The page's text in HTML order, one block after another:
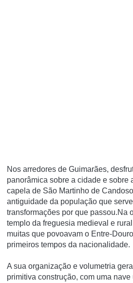
Nos arredores de Guimarães,
panorâmica sobre a cidade e sobre
capela de São Martinho de
antiguidade da população que
transformações por que passou.Na
templo da freguesia medieval e
muitas que povoavam o Entre-
primeiros tempos da nacionalidade.
A sua organização e volumetria
primitiva construção, com uma